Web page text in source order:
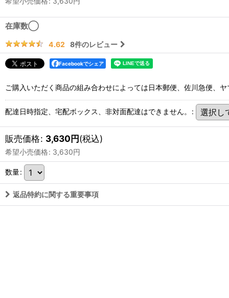
在庫数◯
4.62 8件のレビュー
Facebookでシェア
ご購入いただく商品の組み合わせによっては日本郵便、佐川急便、
配達日時指定、宅配ボックス、非対面配達はできません。 :
販売価格: 3,630円(税込)
希望小売価格: 3,630円
数量:
返品特約に関する重要事項